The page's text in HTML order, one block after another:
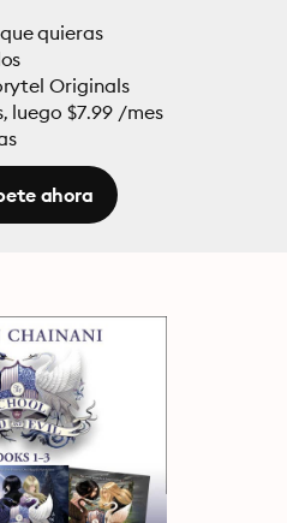
quieras
Originals
luego $7.99 /mes
ahora